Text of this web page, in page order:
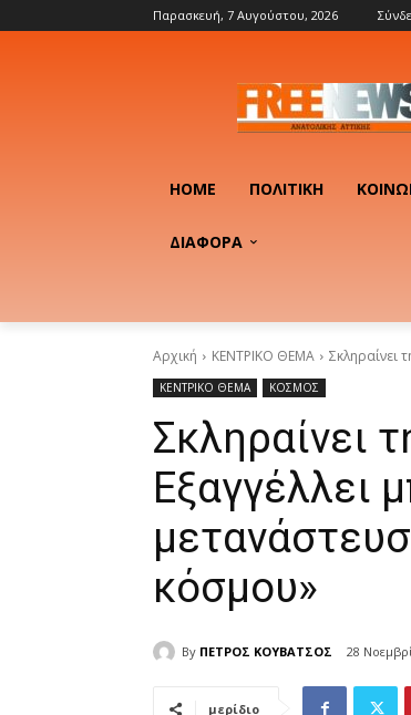
Παρασκευή, 7 Αυγούστου, 2026
HOME ΠΟΛΙΤΙΚΉ
ΔΙΑΦΟΡΑ
Αρχική ΚΕΝΤΡΙΚΟ ΘΕΜΑ Σκληραίνει
ΚΕΝΤΡΙΚΟ ΘΕΜΑ ΚΟΣΜΟΣ
Σκληραίνει
Εξαγγέλλει
κόσμου»
By ΠΕΤΡΟΣ ΚΟΥΒΑΤΣΟΣ 28
μερίδιο